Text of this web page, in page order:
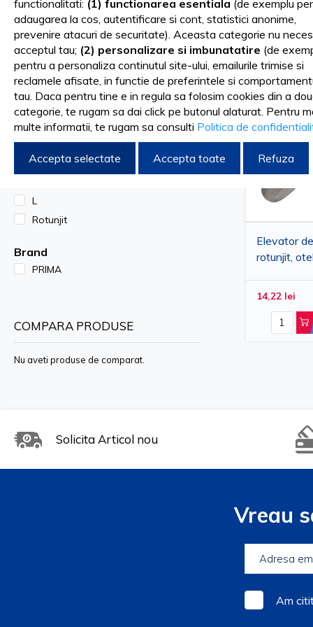
complexe, alegerea unui elevator pentru stomatologie
Disponibile în diverse forme și dimensiuni, elevatoarele
speciale permit o manipulare eficientă a rădăcinilor și
experiența pacientului. Pentru a completa setul tău de
administrarea anestezicului, freze dentare, necesare
Elevatorul stomatologic - importanța
dispoziție și
, dar și pe cele necesare
Elevatoare - standarde stricte
Sortare dupa
Elevator
rotunjit,
14,22 lei
FILTRARE DUPA
Forma
Ascutit
Rotunjit
Marime
Ascutit
L
Rotunjit
Brand
PRIMA
COMPARA PRODUSE
Nu aveti produse de comparat.
Solicita Articol nou
Vreau
Am
functionalitati: (1) functionarea esentiala (de exemplu
adaugarea la cos, autentificare si cont, statistici anonime,
prevenire atacuri de securitate). Aceasta categorie nu
acceptul tau; (2) personalizare si imbunatatire (de
pentru a personaliza continutul site-ului, emailurile trimise si
reclamele afisate, in functie de preferintele si
tau. Daca pentru tine e in regula sa folosim cookies din a
categorie, te rugam sa dai click pe butonul alaturat. Pentru
multe informatii, te rugam sa consulti Politica de
Accepta selectate Accepta toate Refuza